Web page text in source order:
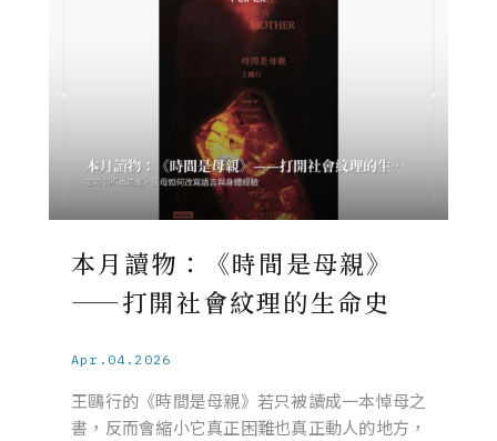
本月讀物：《時間是母親》
——打開社會紋理的生命史
Apr.04.2026
王鷗行的《時間是母親》若只被讀成一本悼母之
書，反而會縮小它真正困難也真正動人的地方，